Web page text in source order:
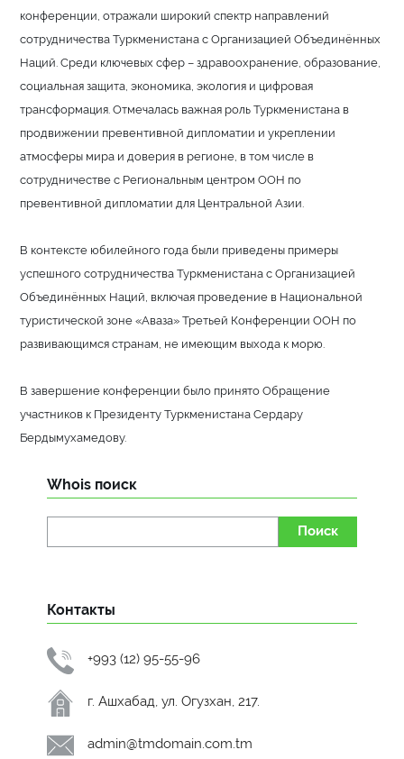
конференции, отражали широкий спектр направлений
сотрудничества Туркменистана с Организацией Объединённых
Наций. Среди ключевых сфер – здравоохранение, образование,
социальная защита, экономика, экология и цифровая
трансформация. Отмечалась важная роль Туркменистана в
продвижении превентивной дипломатии и укреплении
атмосферы мира и доверия в регионе, в том числе в
сотрудничестве с Региональным центром ООН по
превентивной дипломатии для Центральной Азии.
В контексте юбилейного года были приведены примеры
успешного сотрудничества Туркменистана с Организацией
Объединённых Наций, включая проведение в Национальной
туристической зоне «Аваза» Третьей Конференции ООН по
развивающимся странам, не имеющим выхода к морю.
В завершение конференции было принято Обращение
участников к Президенту Туркменистана Сердару
Бердымухамедову.
Whois поиск
Поиск
Контакты
+993 (12) 95-55-96
г. Ашхабад, ул. Огузхан, 217.
admin@tmdomain.com.tm